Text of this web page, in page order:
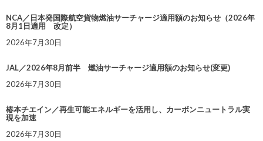
NCA／日本発国際航空貨物燃油サーチャージ適用額のお知らせ（2026年
8月1日適用 改定）
2026年7月30日
JAL／2026年8月前半 燃油サーチャージ適用額のお知らせ(変更)
2026年7月30日
椿本チエイン／再生可能エネルギーを活用し、カーボンニュートラル実
現を加速
2026年7月30日